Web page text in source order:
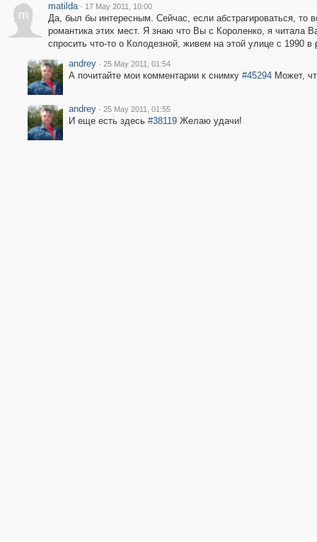
m
matilda · 17 May 2011, 10:00
Да, был бы интересным. Сейчас, если абстрагироваться, то
романтика этих мест. Я знаю что Вы с Короленко, я читала
спросить что-то о Колодезной, живем на этой улице с 1990
andrey · 25 May 2011, 01:54
А почитайте мои комментарии к снимку #45294Может,
andrey · 25 May 2011, 01:55
И еще есть здесь #38119Желаю удачи!